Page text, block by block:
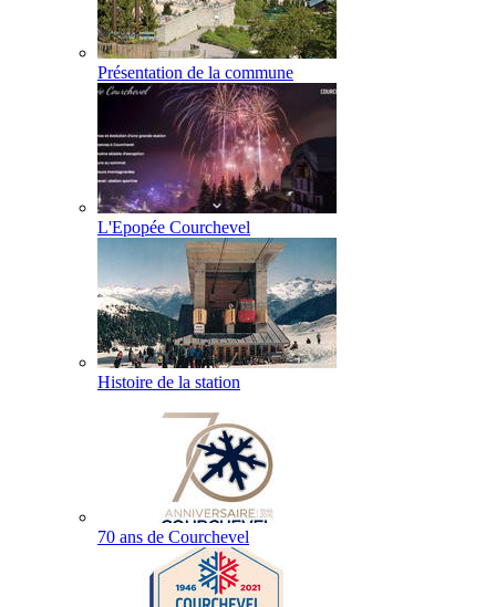
Présentation de la commune
L'Epopée Courchevel
Histoire de la station
70 ans de Courchevel